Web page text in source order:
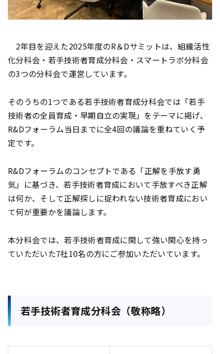
2年目を迎えた2025年度のR＆Dサミットは、組織活性
化分科会・若手技術者育成分科会・スマートラボ分科会
の3つの分科会で運営しています。
そのうちの1つである若手技術者育成分科会では「若手
技術者の全員育成・早期自立の実現」をテーマに掲げ、
R&Dフォーラム当日までに全4回の議論を重ねていく予
定です。
R&Dフォーラムのコンセプトである「正解を手放す勇
気」に基づき、若手技術者育成において手放すべき正解
は何か、そして正解探しに捉われない技術者育成におい
て何が重要かを議論します。
本分科会では、若手技術者育成に関して強い関心を持っ
ていただいた7社10名の方にご参加いただいています。
若手技術者育成分科会（敬称略）